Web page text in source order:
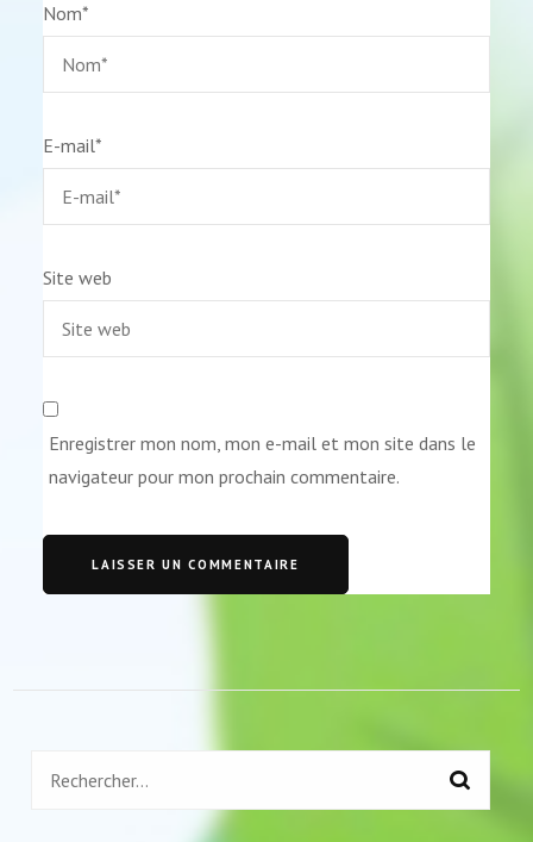
Nom*
E-mail*
Site web
Enregistrer mon nom, mon e-mail et mon site dans le
navigateur pour mon prochain commentaire.
Rechercher :